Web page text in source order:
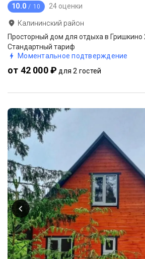
10.0 / 10 24 оценки
Калининский район
Просторный дом для отдыха в Гришкино
Стандартный тариф
Моментальное подтверждение
от 42 000 ₽ для 2 гостей